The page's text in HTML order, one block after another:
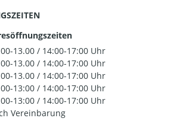
13.00 / 14:00-17:00 Uhr
13.00 / 14:00-17:00 Uhr
13.00 / 14:00-17:00 Uhr
13:00 / 14:00-17:00 Uhr
13:00 / 14:00-17:00 Uhr
Vereinbarung